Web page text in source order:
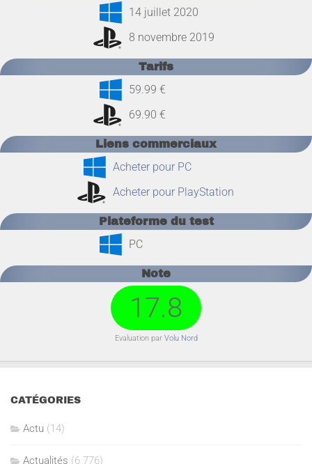
14 juillet 2020
8 novembre 2019
Tarifs
59.99 €
69.90 €
Liens commerciaux
Acheter pour PC
Acheter pour PlayStation
Plateforme du test
PC
Note
17.8
Evaluation par Volu Nord
CATÉGORIES
Actu (14)
Actualités (6 776)